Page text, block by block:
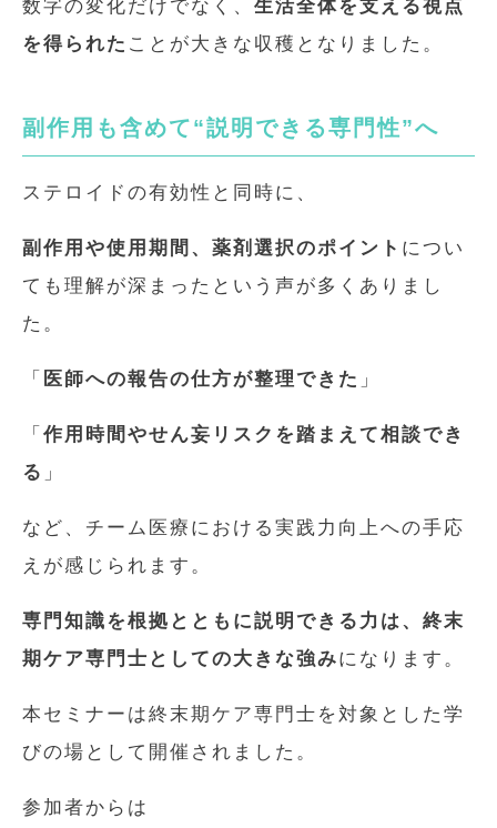
数字の変化だけでなく、 生活全体を支える視点
を得られた ことが大きな収穫となりました。
副作用も含めて“説明できる専門性”へ
ステロイドの有効性と同時に、
副作用や使用期間、薬剤選択のポイント につい
ても理解が深まったという声が多くありまし
た。
「 医師への報告の仕方が整理できた 」
「 作用時間やせん妄リスクを踏まえて相談でき
る 」
など、チーム医療における実践力向上への手応
えが感じられます。
専門知識を根拠とともに説明できる力は、終末
期ケア専門士としての大きな強みになります。
本セミナーは終末期ケア専門士を対象とした学
びの場として開催されました。
参加者からは